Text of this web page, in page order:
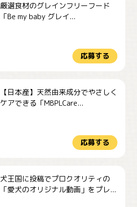
厳選食材のグレインフリーフード
「Be my baby グレイ...
応募する
【日本産】天然由来成分でやさしく
ケアできる「MBPLCare...
応募する
犬王国に投稿でプロクオリティの
「愛犬のオリジナル動画」をプレ...